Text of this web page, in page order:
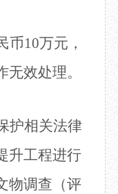
币10万元，
效处理。
护相关法律
升工程进行
物调查（评